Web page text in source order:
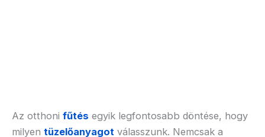
Az otthoni fűtés egyik legfontosabb döntése, hogy
milyen tüzelőanyagot válasszunk. Nemcsak a